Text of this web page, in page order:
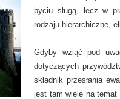
byciu sługą, lecz w
rodzaju hierarchiczne,
Gdyby wziąć pod
dotyczących
składnik przesłania
jest tam wiele na temat